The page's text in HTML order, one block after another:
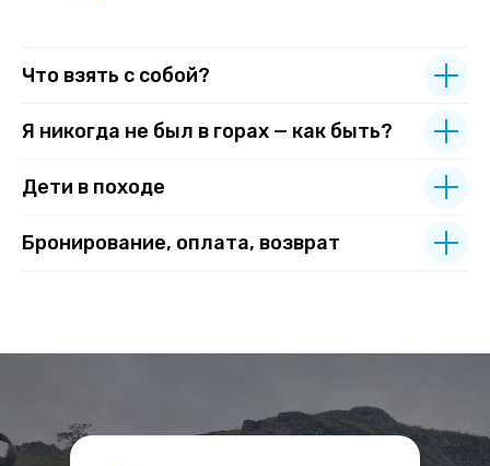
Что взять с собой?
Я никогда не был в горах — как быть?
Дети в походе
Бронирование, оплата, возврат